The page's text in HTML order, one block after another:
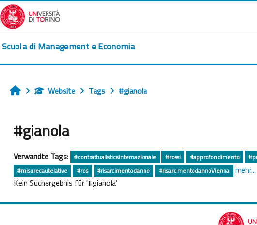
Zum Hauptinhalt
Scuola di Management e Economia
Startseite
Website Tags #gianola
#gianola
Verwandte Tags: #contrattualisticainternazionale #rossi #approfondimento
#misurecautelative
#ros #risarcimentodanno #risarcimentodannoVienna
mehr...
Kein Suchergebnis für '#gianola'